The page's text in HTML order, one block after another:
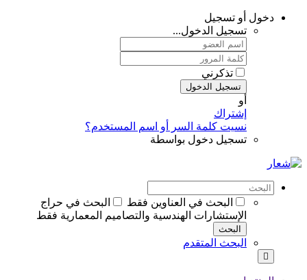
دخول أو تسجيل
تسجيل الدخول...
تذكرني
تسجيل الدخول
أو
إشتراك
نسيت كلمة السر أو اسم المستخدم؟
تسجيل دخول بواسطة
البحث في العناوين فقط
البحث في حراج
الإستشارات الهندسية والتصاميم المعمارية فقط
البحث
البحث المتقدم